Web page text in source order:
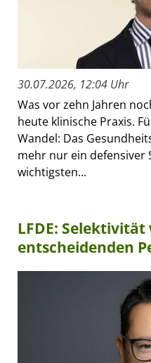
30.07.2026, 12:04 Uhr
Was vor zehn Jahren
heute klinische Praxis.
Wandel: Das
mehr nur ein defensiver
wichtigsten...
LFDE:
entscheidenden